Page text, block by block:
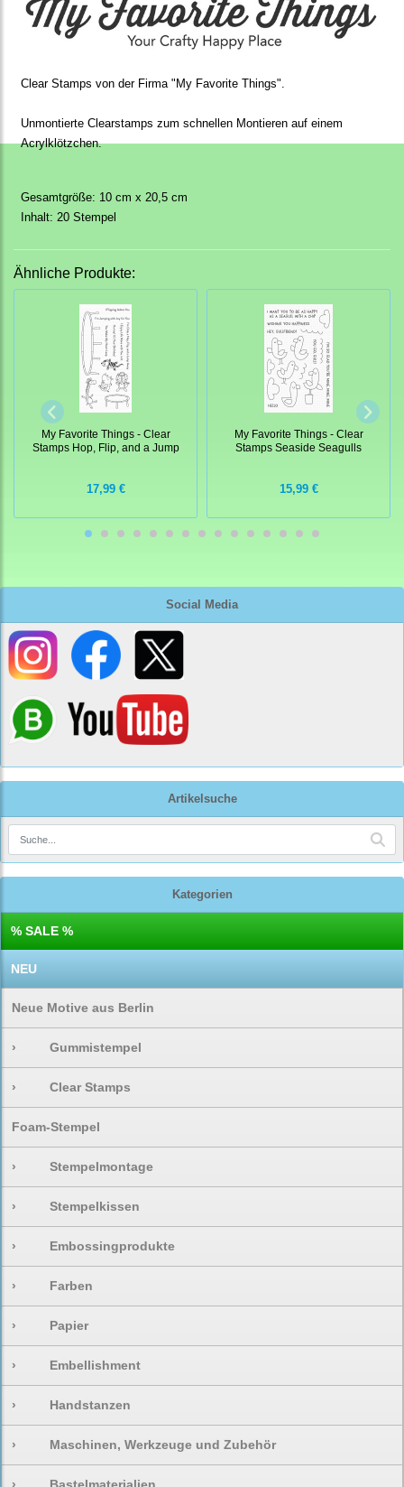
Social Media
Artikelsuche
Kategorien
% SALE %
NEU
Neue Motive aus Berlin
› Gummistempel
› Clear Stamps
Foam-Stempel
› Stempelmontage
› Stempelkissen
› Embossingprodukte
› Farben
› Papier
› Embellishment
› Handstanzen
› Maschinen, Werkzeuge und Zubehör
Clear Stamps von der Firma "My Favorite Things".
Unmontierte Clearstamps zum schnellen Montieren auf einem
Acrylklötzchen.
Gesamtgröße: 10 cm x 20,5 cm
Inhalt: 20 Stempel
Ähnliche Produkte:
My Favorite Things - Clear
Stamps Hop, Flip, and a Jump
17,99 €
My Favorite Things - Clear
Stamps Seaside Seagulls
15,99 €